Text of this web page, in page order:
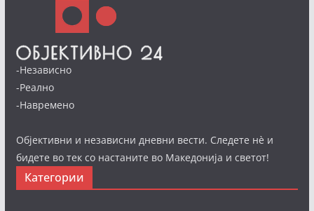
-Независно
-Реално
-Навремено
Објективни и независни дневни вести. Следете нè и
бидете во тек со настаните во Македонија и светот!
Категории